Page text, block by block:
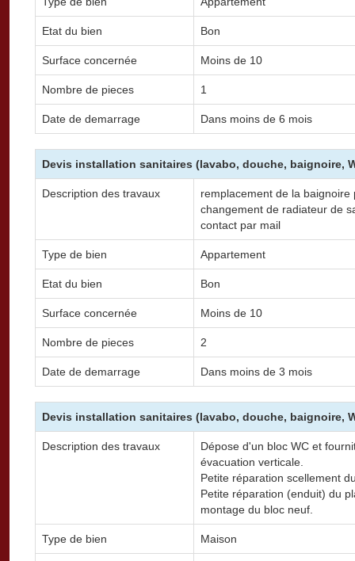
Etat du bien Bon
Surface concernée Moins de 10
Nombre de pieces 1
Date de demarrage Dans moins de 6 mois
Devis installation sanitaires (lavabo, douche, baignoire,
Description des travaux
remplacement de la
changement de radiateur de
contact par mail
Type de bien Appartement
Etat du bien Bon
Surface concernée Moins de 10
Nombre de pieces 2
Date de demarrage Dans moins de 3 mois
Devis installation sanitaires (lavabo, douche, baignoire,
Description des travaux
Dépose d'un bloc WC et
évacuation verticale.
Petite réparation scellement
Petite réparation (enduit) du
montage du bloc neuf.
Type de bien Maison